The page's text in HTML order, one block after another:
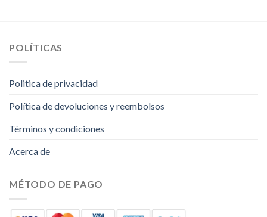
POLÍTICAS
Politica de privacidad
Política de devoluciones y reembolsos
Términos y condiciones
Acerca de
MÉTODO DE PAGO